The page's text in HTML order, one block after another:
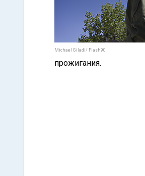
Michael Giladi/ Flash90
прожигания.